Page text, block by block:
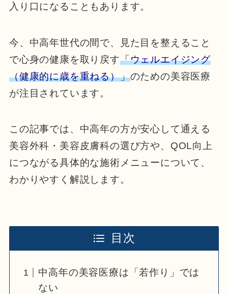
入り口になることもあります。
今、中高年世代の間で、見た目を整えること
で心身の健康を取り戻す「ウェルエイジング
（健康的に歳を重ねる）」のための美容医療
が注目されています。
この記事では、中高年の方が安心して通える
美容外科・美容皮膚科の選び方や、QOL向上
につながる具体的な施術メニューについて、
わかりやすく解説します。
目次
中高年の美容医療は「若作り」では
ない